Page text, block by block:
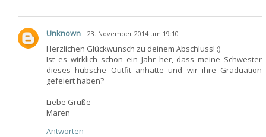
Unknown 23. November 2014 um 19:10
Herzlichen Glückwunsch zu deinem Abschluss! :)
Ist es wirklich schon ein Jahr her, dass meine Schwester
dieses hübsche Outfit anhatte und wir ihre Graduation
gefeiert haben?
Liebe Grüße
Maren
Antworten